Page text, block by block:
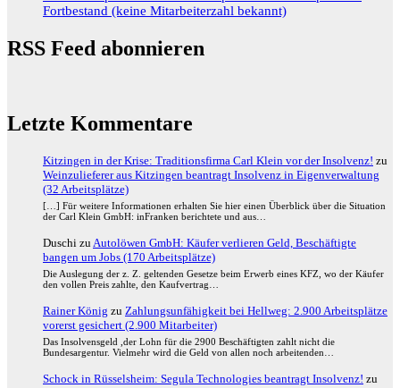
Fortbestand (keine Mitarbeiterzahl bekannt)
RSS Feed abonnieren
Letzte Kommentare
Kitzingen in der Krise: Traditionsfirma Carl Klein vor der Insolvenz! zu
Weinzulieferer aus Kitzingen beantragt Insolvenz in Eigenverwaltung
(32 Arbeitsplätze)
[…] Für weitere Informationen erhalten Sie hier einen Überblick über die Situation
der Carl Klein GmbH: inFranken berichtete und aus…
Duschi zuAutolöwen GmbH: Käufer verlieren Geld, Beschäftigte
bangen um Jobs (170 Arbeitsplätze)
Die Auslegung der z. Z. geltenden Gesetze beim Erwerb eines KFZ, wo der Käufer
den vollen Preis zahlte, den Kaufvertrag…
Rainer König zu Zahlungsunfähigkeit bei Hellweg: 2.900 Arbeitsplätze
vorerst gesichert (2.900 Mitarbeiter)
Das Insolvensgeld ,der Lohn für die 2900 Beschäftigten zahlt nicht die
Bundesargentur. Vielmehr wird die Geld von allen noch arbeitenden…
Schock in Rüsselsheim: Segula Technologies beantragt Insolvenz! zu